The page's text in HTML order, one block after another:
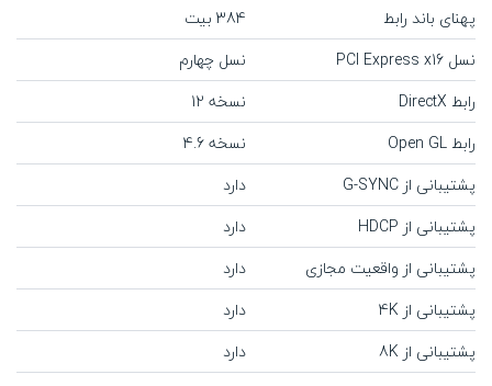
پهنای باند رابط
384 بیت
نسل PCI Express x16
نسل چهارم
رابط DirectX
نسخه 12
رابط Open GL
نسخه 4.6
پشتیبانی از G-SYNC
دارد
پشتیبانی از HDCP
دارد
پشتیبانی از واقعیت مجازی
دارد
پشتیبانی از 4K
دارد
پشتیبانی از 8K
دارد